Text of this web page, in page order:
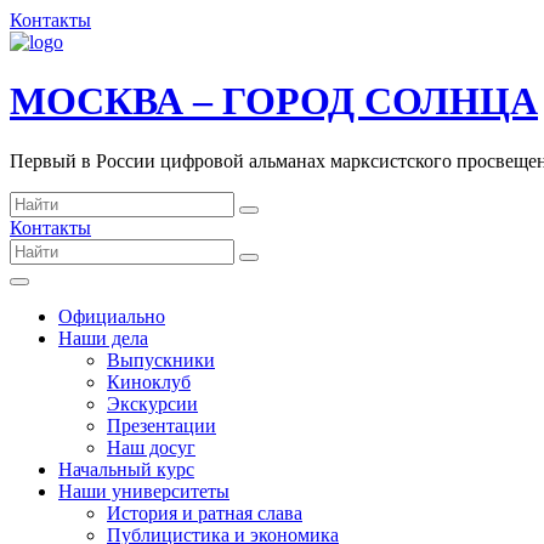
Контакты
МОСКВА – ГОРОД СОЛНЦА
Первый в России цифровой альманах марксистского
Контакты
Официально
Наши дела
Выпускники
Киноклуб
Экскурсии
Презентации
Наш досуг
Начальный курс
Наши университеты
История и ратная слава
Публицистика и экономика